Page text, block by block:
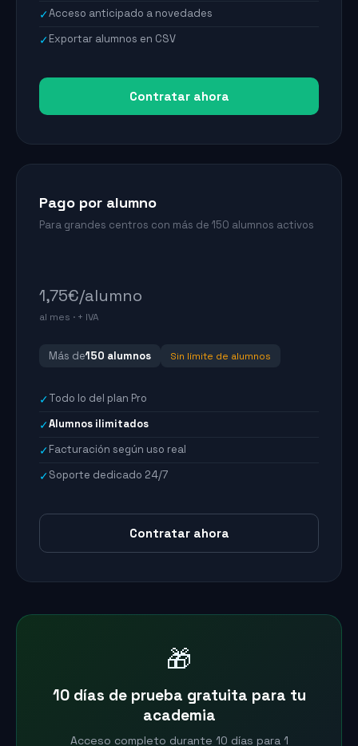
✓Acceso anticipado a novedades
✓Exportar alumnos en CSV
Contratar ahora
Pago por alumno
Para grandes centros con más de 150 alumnos activos
1,75€/alumno
al mes · + IVA
Más de150 alumnos Sin límite de alumnos
✓Todo lo del plan Pro
✓Alumnos ilimitados
✓Facturación según uso real
✓Soporte dedicado 24/7
Contratar ahora
🎁
10 días de prueba gratuita para tu
academia
Acceso completo durante 10 días para 1